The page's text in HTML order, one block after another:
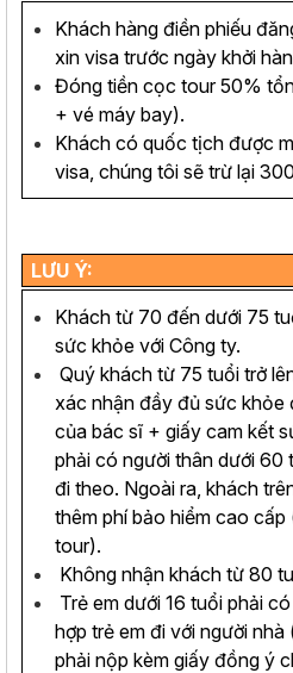
Khách hàng điền phiếu
xin visa trước ngày khởi
Đóng tiền cọc tour 50%
+ vé máy bay).
Khách có quốc tịch được
visa, chúng tôi sẽ trừ lại
LƯU Ý:
Khách từ 70 đến dưới 75
sức khỏe với Công ty.
Quý khách từ 75 tuổi trở
xác nhận đầy đủ sức khỏe
của bác sĩ + giấy cam kết
phải có người thân dưới
đi theo. Ngoài ra, khách
thêm phí bảo hiểm cao
tour).
Không nhận khách từ 80
Trẻ em dưới 16 tuổi phải
hợp trẻ em đi với người nhà
phải nộp kèm giấy đồng ý